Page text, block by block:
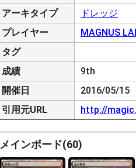
アーキタイプ
ドレッジ
プレイヤー
MAGNUS
タグ
成績
9th
開催日
2016/05/15
引用元URL
http://
メインボード(60)